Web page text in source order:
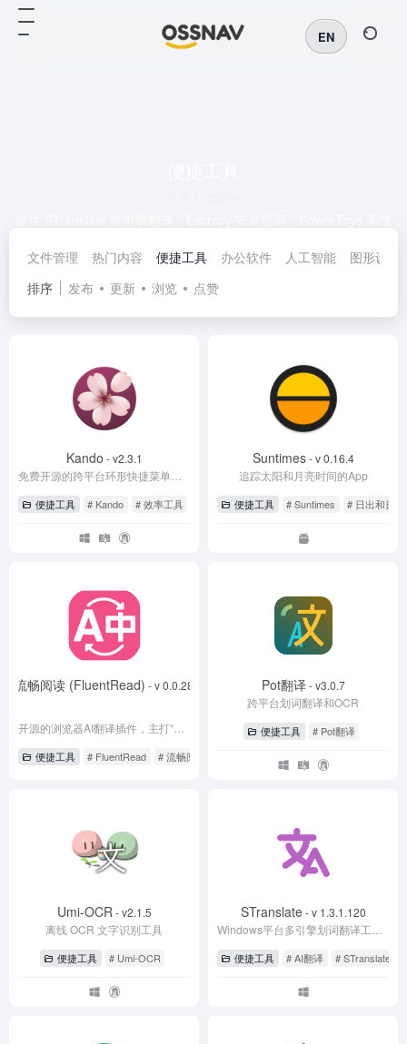
EN
力高效办公与系统优化。立即下载提升效率！
文件管理 热门内容 便捷工具 办公软件 人工智能
图形设计
排序
发布 更新 浏览 点赞
Kando - v2.3.1
便捷工具 # Kando # 效率工具 # 环形菜单
Suntimes- v 0.16.4
追踪太阳和月亮时间的App
便捷工具 # Suntimes # 日出和日
流畅阅读 (FluentRead) - v 0.0.28
便捷工具 # FluentRead # 流畅阅读
Pot翻译 - v3.0.7
跨平台划词翻译和OCR
便捷工具 # Pot翻译
Umi-OCR - v2.1.5
离线 OCR 文字识别工具
便捷工具 # Umi-OCR
STranslate- v 1.3.1.120
便捷工具 # AI翻译 # STranslate